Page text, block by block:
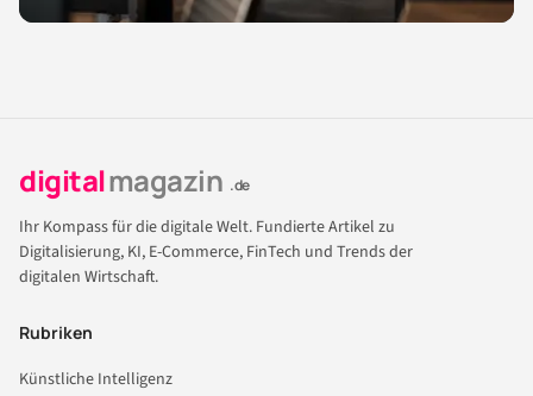
digitalmagazin .de
Ihr Kompass für die digitale Welt. Fundierte Artikel zu
Digitalisierung, KI, E-Commerce, FinTech und Trends der
digitalen Wirtschaft.
Rubriken
Künstliche Intelligenz